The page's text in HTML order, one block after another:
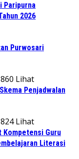
Paripurna
2026
Purwosari
Lihat
Penjadwalan
Lihat
Kompetensi Guru
Literasi